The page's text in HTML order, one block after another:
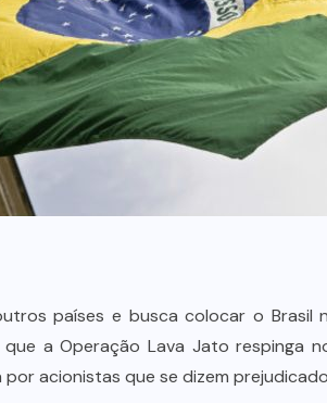
países e busca colocar o Brasil
a Operação Lava Jato respinga
acionistas que se dizem